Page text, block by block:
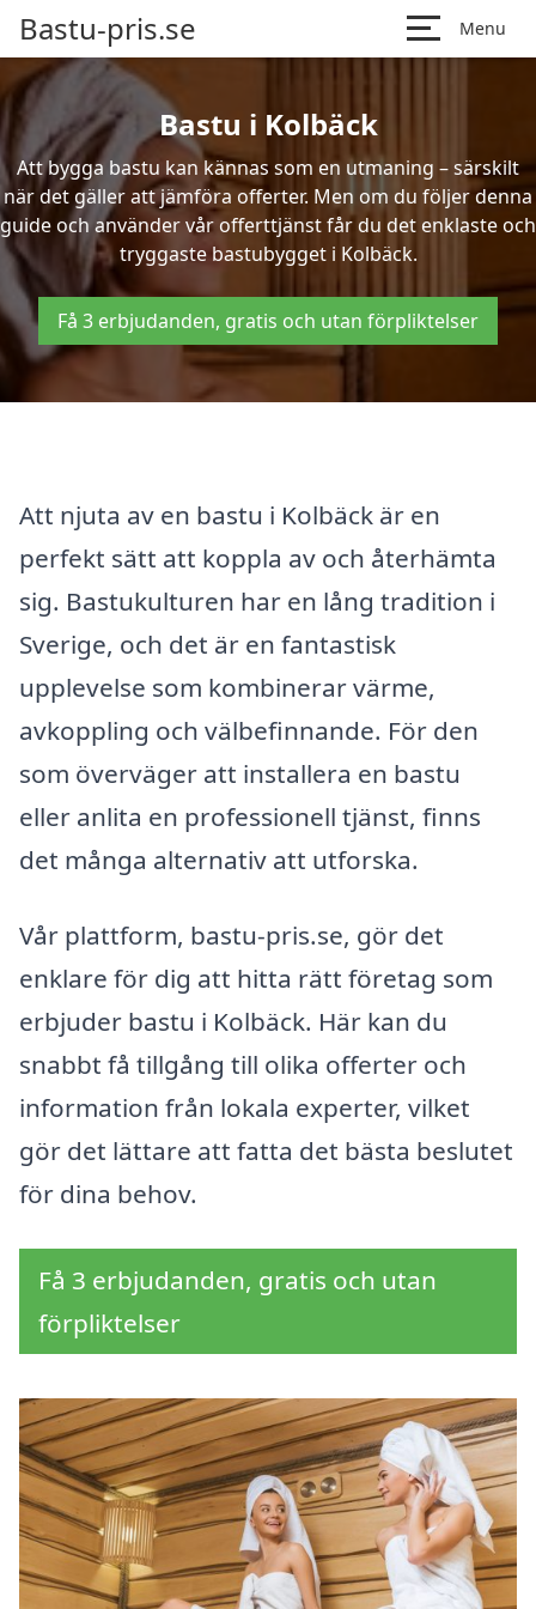
Bastu-pris.se Menu
Bastu i Kolbäck
Att bygga bastu kan kännas som en utmaning – särskilt
när det gäller att jämföra offerter. Men om du följer denna
guide och använder vår offerttjänst får du det enklaste och
tryggaste bastubygget i Kolbäck.
Få 3 erbjudanden, gratis och utan förpliktelser
Att njuta av en bastu i Kolbäck är en
perfekt sätt att koppla av och återhämta
sig. Bastukulturen har en lång tradition i
Sverige, och det är en fantastisk
upplevelse som kombinerar värme,
avkoppling och välbefinnande. För den
som överväger att installera en bastu
eller anlita en professionell tjänst, finns
det många alternativ att utforska.
Vår plattform, bastu-pris.se, gör det
enklare för dig att hitta rätt företag som
erbjuder bastu i Kolbäck. Här kan du
snabbt få tillgång till olika offerter och
information från lokala experter, vilket
gör det lättare att fatta det bästa beslutet
för dina behov.
Få 3 erbjudanden, gratis och utan
förpliktelser